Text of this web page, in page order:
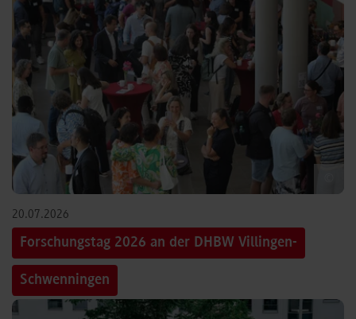
20.07.2026
Forschungstag 2026 an der DHBW Villingen-
Schwenningen